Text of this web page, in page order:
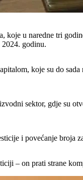
koje u naredne tri
godinu.
koje su do
sektor, gdje su
i povećanje broja
– on prati strane